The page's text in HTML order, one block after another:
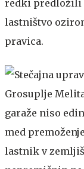
redki predložili
lastništvo
pravica.